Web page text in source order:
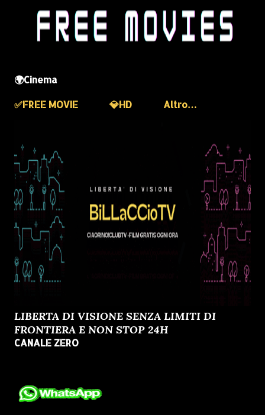
🌍Cinema
✅️FREE MOVIE
💎HD Altro…
LIBERTA DI VISIONE SENZA LIMITI DI
FRONTIERA E NON STOP 24H
CANALE ZERO